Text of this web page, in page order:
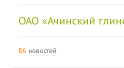
ОАО «Ачинский
86 новостей